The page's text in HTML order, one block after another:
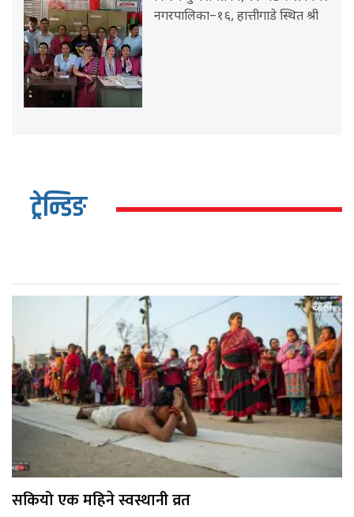
नगरपालिका–१६, हात्तीगाडे स्थित श्री
ट्रेन्डिङ
सकियो एक महिने स्वस्थानी व्रत